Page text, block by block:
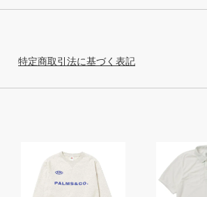
特定商取引法に基づく表記